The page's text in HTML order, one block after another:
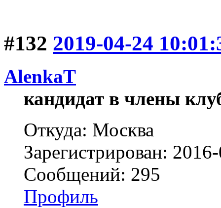
#132 2019-04-24
AlenkaT
кандидат в члены
Откуда: Москва
Зарегистрирован:
Сообщений: 295
Профиль